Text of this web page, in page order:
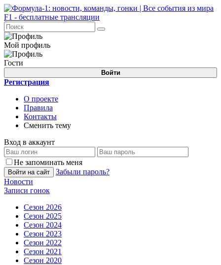
Мой профиль
Гости
Войти
Регистрация
О проекте
Правила
Контакты
Сменить тему
Вход в аккаунт
Не запоминать меня
Войти на сайт
Забыли пароль?
Новости
Записи гонок
Сезон 2026
Сезон 2025
Сезон 2024
Сезон 2023
Сезон 2022
Сезон 2021
Сезон 2020